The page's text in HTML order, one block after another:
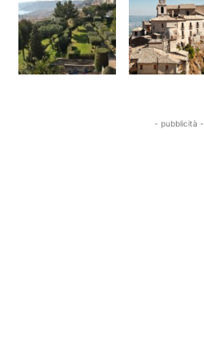
- pubblicità -